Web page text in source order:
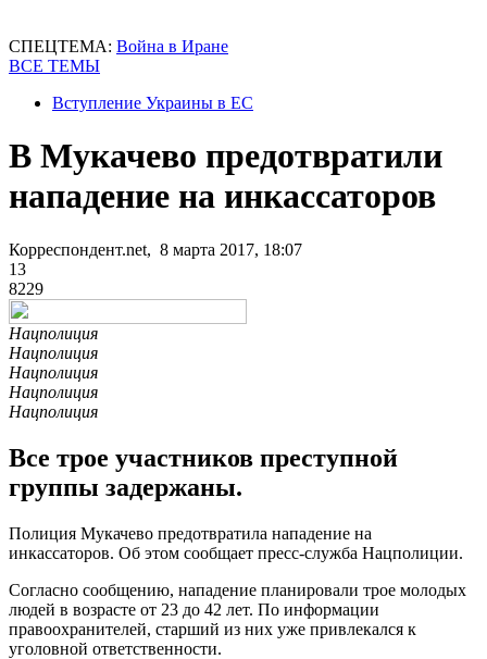
СПЕЦТЕМА: Война в Иране
ВСЕ ТЕМЫ
Вступление Украины в ЕС
В Мукачево предотвратили
нападение на инкассаторов
Корреспондент.net, 8 марта 2017, 18:07
13
8229
Нацполиция
Нацполиция
Нацполиция
Нацполиция
Нацполиция
Все трое участников преступной
группы задержаны.
Полиция Мукачево предотвратила нападение на
инкассаторов. Об этом сообщает пресс-служба Нацполиции.
Согласно сообщению, нападение планировали трое молодых
людей в возрасте от 23 до 42 лет. По информации
правоохранителей, старший из них уже привлекался к
уголовной ответственности.